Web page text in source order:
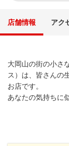
店舗情報 アク
大岡山の街の小さ
ス）は、皆さんの
お店です。
あなたの気持ちに